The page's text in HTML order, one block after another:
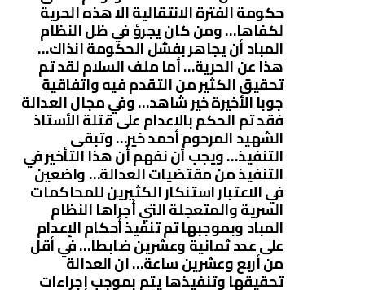
حكومة الفترة الانتقالية الا هذه الحرية
لكفاها… ومن كان يجرؤ في ظل النظام
المباد أن يجاهر بفشل الحكومة انذاك…
هذا عن الحرية… أما ملف السلام لقد تم
تحقيق الكثير من التقدم فيه واتفاقية
جوبا الأخيرة خير شاهد… وفي مجال العدالة
فقد تم الحكم بالاعدام على قتلة الأستاذ
الشهيد المرحوم أحمد خير… وتبقى
التنفيذ… ويجب أن نفهم أن هذا التأخير في
التنفيذ من مقتضيات العدالة… واضعين
في الاعتبار استنكار الكثيرين للمحاكمات
السرية والمتعجلة التي أجراها النظام
المباد وبموجبها تم تنفيذ أحكام الإعدام
على عدد ثمانية وعشرين ضابطا… في أقل
من أربع وعشرين ساعة… ان العدالة
تحقيقها وتنفيذها يتم بموجب إجراءات